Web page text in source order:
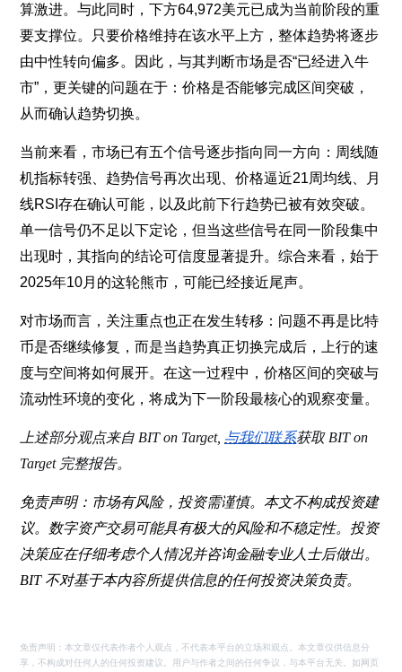
算激进。与此同时，下方64,972美元已成为当前阶段的重
要支撑位。只要价格维持在该水平上方，整体趋势将逐步
由中性转向偏多。因此，与其判断市场是否“已经进入牛
市”，更关键的问题在于：价格是否能够完成区间突破，
从而确认趋势切换。
当前来看，市场已有五个信号逐步指向同一方向：周线随
机指标转强、趋势信号再次出现、价格逼近21周均线、月
线RSI存在确认可能，以及此前下行趋势已被有效突破。
单一信号仍不足以下定论，但当这些信号在同一阶段集中
出现时，其指向的结论可信度显著提升。综合来看，始于
2025年10月的这轮熊市，可能已经接近尾声。
对市场而言，关注重点也正在发生转移：问题不再是比特
币是否继续修复，而是当趋势真正切换完成后，上行的速
度与空间将如何展开。在这一过程中，价格区间的突破与
流动性环境的变化，将成为下一阶段最核心的观察变量。
上述部分观点来自 BIT on Target, 与我们联系获取 BIT on
Target 完整报告。
免责声明：市场有风险，投资需谨慎。本文不构成投资建
议。数字资产交易可能具有极大的风险和不稳定性。投资
决策应在仔细考虑个人情况并咨询金融专业人士后做出。
BIT 不对基于本内容所提供信息的任何投资决策负责。
免责声明：本文章仅代表作者个人观点，不代表本平台的立场和观点。本文章仅供信息分
享，不构成对任何人的任何投资建议。用户与作者之间的任何争议，与本平台无关。如网页